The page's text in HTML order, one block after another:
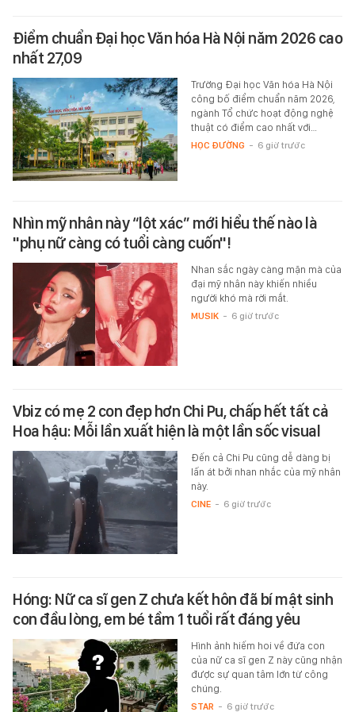
Điểm chuẩn Đại học Văn hóa Hà Nội năm 2026 cao
nhất 27,09
Trường Đại học Văn hóa Hà Nội
công bố điểm chuẩn năm 2026,
ngành Tổ chức hoạt động nghệ
thuật có điểm cao nhất với…
HỌC ĐƯỜNG - 6 giờ trước
Nhìn mỹ nhân này “lột xác” mới hiểu thế nào là
"phụ nữ càng có tuổi càng cuốn"!
Nhan sắc ngày càng mặn mà của
đại mỹ nhân này khiến nhiều
người khó mà rời mắt.
MUSIK - 6 giờ trước
Vbiz có mẹ 2 con đẹp hơn Chi Pu, chấp hết tất cả
Hoa hậu: Mỗi lần xuất hiện là một lần sốc visual
Đến cả Chi Pu cũng dễ dàng bị
lấn át bởi nhan nhắc của mỹ nhân
này.
CINE - 6 giờ trước
Hóng: Nữ ca sĩ gen Z chưa kết hôn đã bí mật sinh
con đầu lòng, em bé tầm 1 tuổi rất đáng yêu
Hình ảnh hiếm hoi về đứa con
của nữ ca sĩ gen Z này cũng nhận
được sự quan tâm lớn từ công
chúng.
STAR - 6 giờ trước